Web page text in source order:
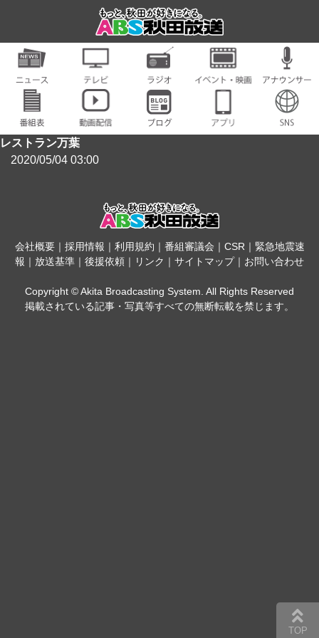
レストラン万葉
2020/05/04 03:00
会社概要｜ 採用情報 ｜ 利用規約 ｜ 番組審議会 ｜ CSR｜ 緊急地震速
報 ｜ 放送基準 ｜ 後援依頼 ｜ リンク ｜ サイトマップ｜ お問い合わせ
Copyright © Akita Broadcasting System. All Rights Reserved
掲載されている記事・写真等すべての無断転載を禁じます。